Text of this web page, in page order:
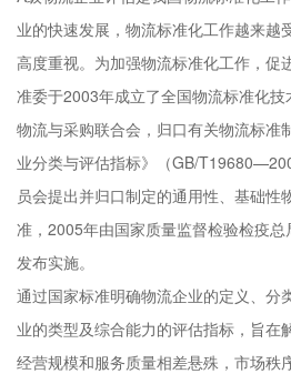
业的快速发展，物流标准化工作越来越
高度重视。为加强物流标准化工作，促
准委于2003年成立了全国物流标准化
物流与采购联合会，归口有关物流标准
业分类与评估指标》（GB/
员会提出并归口制定的通用性、基础性
准，2005年由国家质量监督检验检疫
发布实施。
通过国家标准明确物流企业的定义、分
业的类型及综合能力的评估指标，旨在
经营规模和服务质量相差悬殊，市场秩